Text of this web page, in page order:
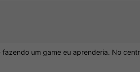
um game eu aprenderia. No